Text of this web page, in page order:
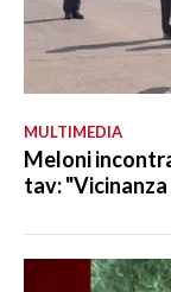
MULTIMEDIA
Meloni
tav: